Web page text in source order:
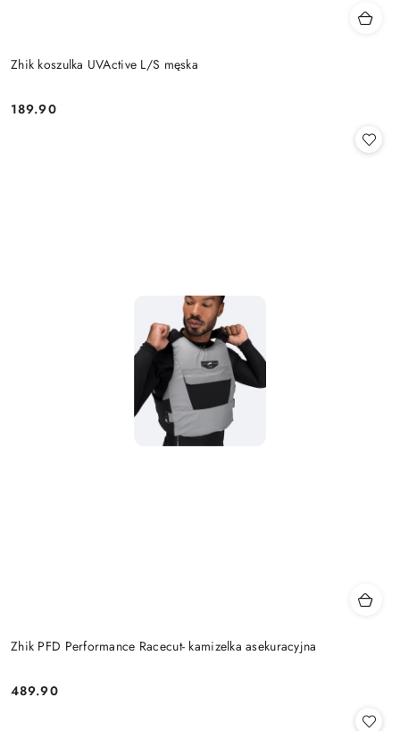
Zhik koszulka UVActive L/S męska
Cena:
189.90
Zhik PFD Performance Racecut- kamizelka asekuracyjna
Cena:
489.90